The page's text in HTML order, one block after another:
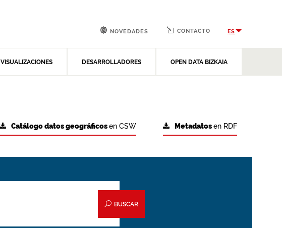
VISUALIZACIONES DESARROLLADORES OPEN DATA BIZKAIA
NOVEDADES CONTACTO ES
Metadatosen RDF
Catálogo datos geográficosen CSW
BUSCAR